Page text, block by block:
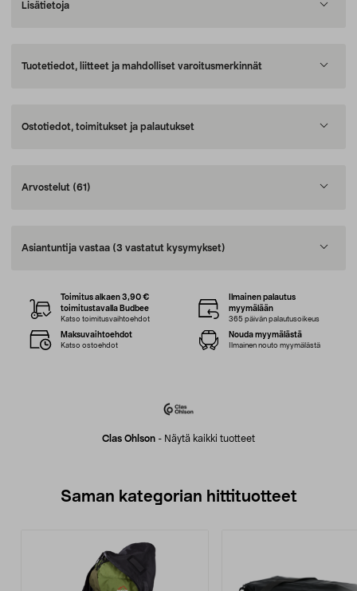
Lisätietoja
Tuotetiedot, liitteet ja mahdolliset varoitusmerkinnät
Ostotiedot, toimitukset ja palautukset
Arvostelut (61)
Asiantuntija vastaa (3 vastatut kysymykset)
Clas Ohlson - Näytä kaikki tuotteet
Toimitus alkaen 3,90 €
toimitustavalla Budbee
Katso toimitusvaihtoehdot
Ilmainen palautus
myymälään
365 päivän palautusoikeus
Maksuvaihtoehdot
Katso ostoehdot
Nouda myymälästä
Ilmainen nouto myymälästä
Saman kategorian hittituotteet